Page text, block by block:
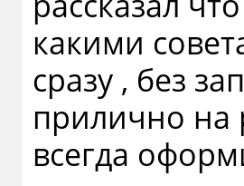
какими
сразу , без
прилично
всегда